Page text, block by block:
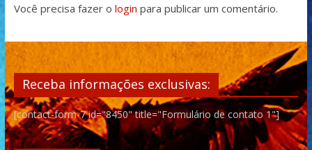
Você precisa fazer o login para publicar um comentário.
Receba informações exclusivas:
[contact-form-7 id="8450" title="Formulário de contato 1"]